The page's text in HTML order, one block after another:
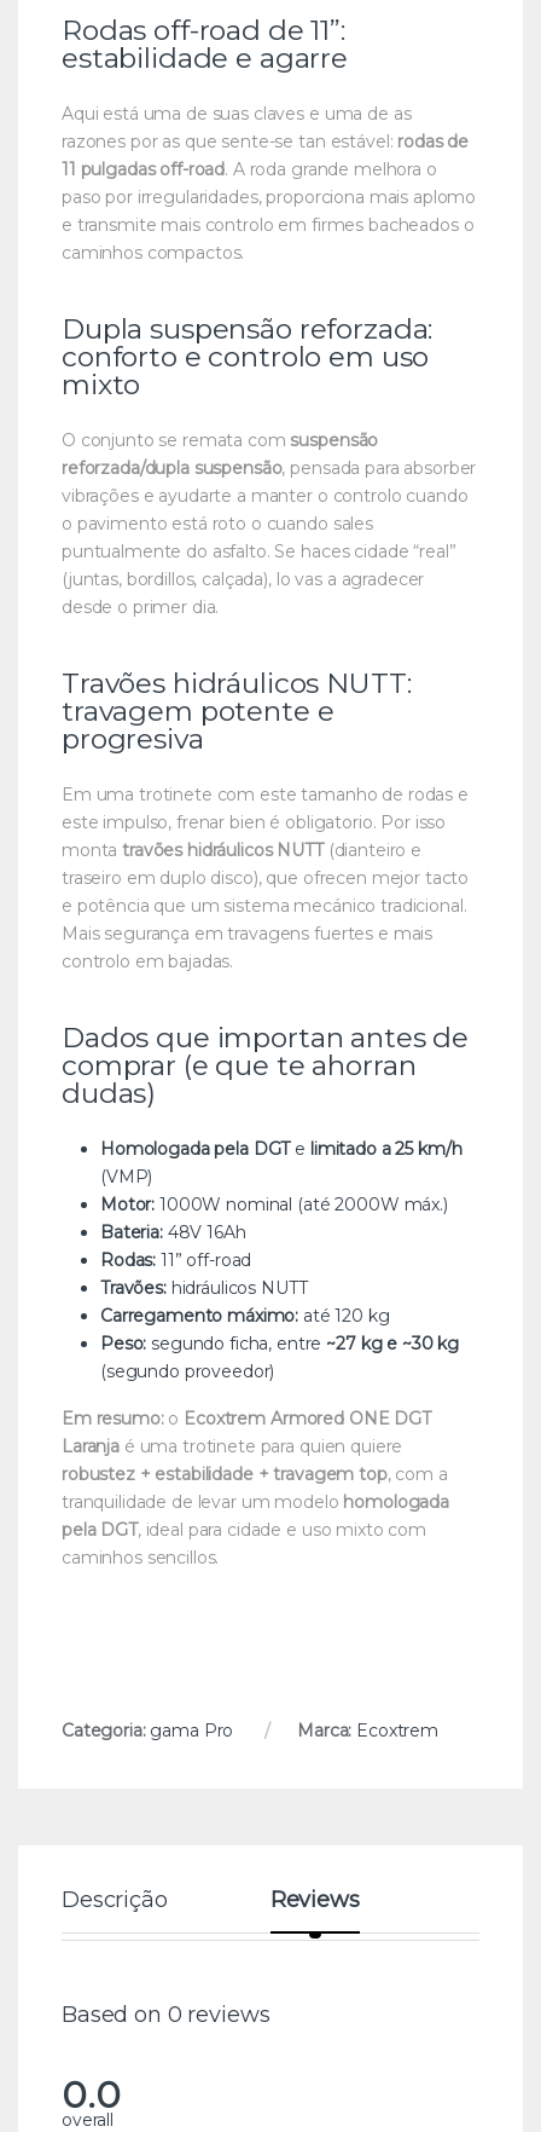
Rodas off-road de 11”:
estabilidade e agarre
Aqui está uma de suas claves e uma de as
razones por as que sente-se tan estável: rodas de
11 pulgadas off-road. A roda grande melhora o
paso por irregularidades, proporciona mais aplomo
e transmite mais controlo em firmes bacheados o
caminhos compactos.
Dupla suspensão reforzada:
conforto e controlo em uso
mixto
O conjunto se remata comsuspensão
reforzada/dupla suspensão, pensada para absorber
vibrações e ayudarte a manter o controlo cuando
o pavimento está roto o cuando sales
puntualmente do asfalto. Se haces cidade “real”
(juntas, bordillos, calçada), lo vas a agradecer
desde o primer dia.
Travões hidráulicos NUTT:
travagem potente e
progresiva
Em uma trotinete com este tamanho de rodas e
este impulso, frenar bien é obligatorio. Por isso
montatravões hidráulicos NUTT(dianteiro e
traseiro em duplo disco), que ofrecen mejor tacto
e potência que um sistema mecánico tradicional.
Mais segurança em travagens fuertes e mais
controlo em bajadas.
Dados que importan antes de
comprar (e que te ahorran
dudas)
Homologada pela DGTe limitado a 25 km/h
(VMP)
Motor: 1000W nominal (até 2000W máx.)
Bateria:48V 16Ah
Rodas: 11” off-road
Travões:hidráulicos NUTT
Carregamento máximo: até 120 kg
Peso: segundo ficha, entre ~27 kg e ~30 kg
(segundo proveedor)
Em resumo:o Ecoxtrem Armored ONE DGT
Laranja é uma trotinete para quien quiere
robustez + estabilidade + travagem top, com a
tranquilidade de levar um modelo homologada
pela DGT, ideal para cidade e uso mixto com
caminhos sencillos.
Categoria: gama Pro Marca: Ecoxtrem
Descrição Reviews
Based on 0 reviews
0.0
overall